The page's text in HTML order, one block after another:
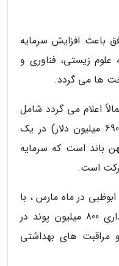
باعث افزایش سرمایه
علوم زیستی، فناوری و
ها می گردد.
اعلام می گردد شامل
سرمایه گذاری 500 میلیون پوند (690 میلیون دلار) در یک
باند است که سرمایه
است.
در ماه مارس ، با
انگلیس قراردادی برای سرمایه گذاری 800 میلیون پوند در
مراقبت های بهداشتی